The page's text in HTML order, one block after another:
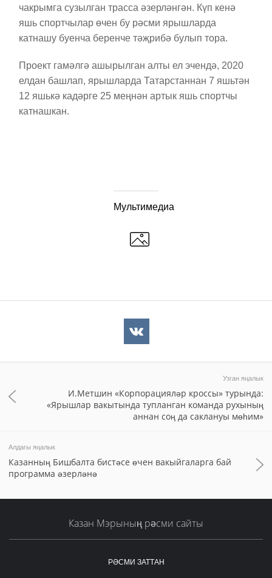
чакрымга сузылган трасса әзерләнгән. Күп кенә
яшь спортчылар өчен бу рәсми ярышларда
катнашу буенча беренче тәҗрибә булып тора.
Проект гамәлгә ашырылган алты ел эчендә, 2020
елдан башлап, ярышларда Татарстаннан 7 яшьтән
12 яшькә кадәрге 25 меңнән артык яшь спортчы
катнашкан.
Мультимедиа
Узган яңалык
И.Метшин «Корпорацияләр кроссы» турында:
«Ярышлар вакытында тупланган команда рухының
аннан соң да саклануы мөһим»
Алдагы яңалык
Казанның Бишбалта бистәсе өчен вакыйгаларга бай
программа әзерләнә
Казан Мэрының рәсми сайты
РӘСМИ ЗАТТАН